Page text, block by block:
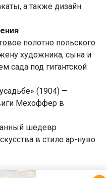
а также дизайн
полотно польского
художника, сына и
сада под гигантской
(1904) —
Мехоффер в
шедевр
в стиле ар-нуво.